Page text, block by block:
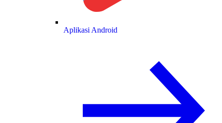
Aplikasi Android